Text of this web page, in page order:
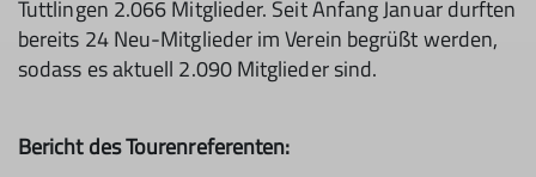
Tuttlingen 2.066 Mitglieder. Seit Anfang Januar durften
bereits 24 Neu-Mitglieder im Verein begrüßt werden,
sodass es aktuell 2.090 Mitglieder sind.
Bericht des Tourenreferenten: